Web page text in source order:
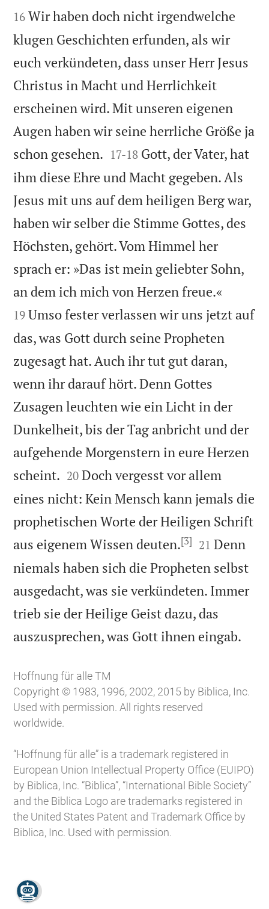


16 Wir haben doch nicht irgendwelche
klugen Geschichten erfunden, als wir
euch verkündeten, dass unser Herr Jesus
Christus in Macht und Herrlichkeit
erscheinen wird. Mit unseren eigenen
Augen haben wir seine herrliche Größe ja
schon gesehen. 

17-18 Gott, der Vater, hat
ihm diese Ehre und Macht gegeben. Als
Jesus mit uns auf dem heiligen Berg war,
haben wir selber die Stimme Gottes, des
Höchsten, gehört. Vom Himmel her
sprach er: »Das ist mein geliebter Sohn,
an dem ich mich von Herzen freue.«
19 Umso fester verlassen wir uns jetzt auf
das, was Gott durch seine Propheten
zugesagt hat. Auch ihr tut gut daran,
wenn ihr darauf hört. Denn Gottes
Zusagen leuchten wie ein Licht in der
Dunkelheit, bis der Tag anbricht und der
aufgehende Morgenstern in eure Herzen
scheint. 

20 Doch vergesst vor allem
eines nicht: Kein Mensch kann jemals die
prophetischen Worte der Heiligen Schrift
aus eigenem Wissen deuten.[3] 

21 Denn
niemals haben sich die Propheten selbst
ausgedacht, was sie verkündeten. Immer
trieb sie der Heilige Geist dazu, das
auszusprechen, was Gott ihnen eingab.
Hoffnung für alle TM
Copyright © 1983, 1996, 2002, 2015 by Biblica, Inc.
Used with permission. All rights reserved
worldwide.
“Hoffnung für alle” is a trademark registered in
European Union Intellectual Property Office (EUIPO)
by Biblica, Inc. “Biblica”, “International Bible Society”
and the Biblica Logo are trademarks registered in
the United States Patent and Trademark Office by
Biblica, Inc. Used with permission.